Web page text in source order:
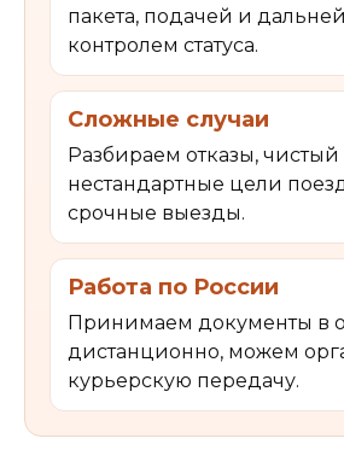
пакета, подачей и
контролем статуса.
Сложные случаи
Разбираем отказы, чистый
нестандартные цели
срочные выезды.
Работа по России
Принимаем документы в
дистанционно, можем
курьерскую передачу.